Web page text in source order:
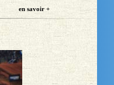
en savoir +